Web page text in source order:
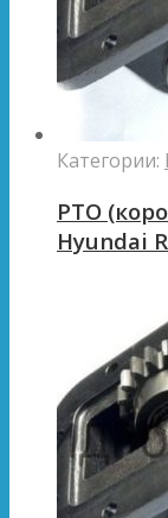
Категории:
PTO
Hyundai